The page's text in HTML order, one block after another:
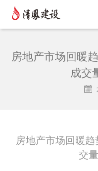
房地产市场回暖
成交
房地产市场回暖
交